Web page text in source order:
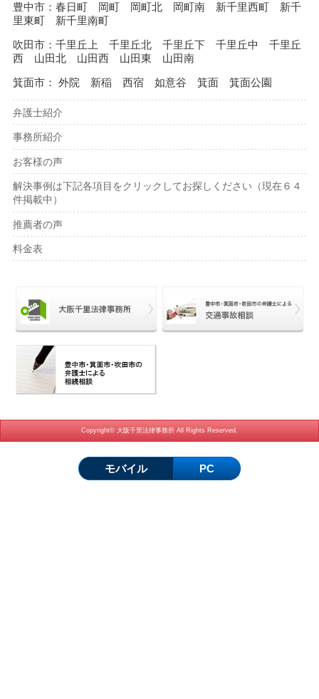
豊中市：春日町 岡町 岡町北 岡町南 新千里西町 新千
里東町 新千里南町
吹田市：千里丘上 千里丘北 千里丘下 千里丘中 千里丘
西 山田北 山田西 山田東 山田南
箕面市： 外院 新稲 西宿 如意谷 箕面 箕面公園
弁護士紹介
事務所紹介
お客様の声
解決事例は下記各項目をクリックしてお探しください（現在６４
件掲載中）
推薦者の声
料金表
Copyright© 大阪千里法律事務所 All Rights Reserved.
モバイル PC